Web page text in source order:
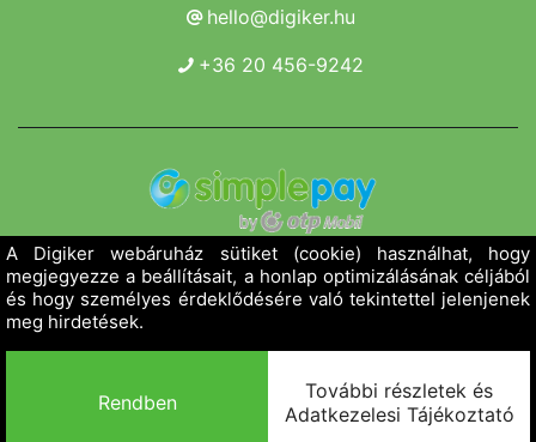
hello@digiker.hu
+36 20 456-9242
Copyright 2019 - 2026. Borsod Agroker Zrt.
Powered by Adamante